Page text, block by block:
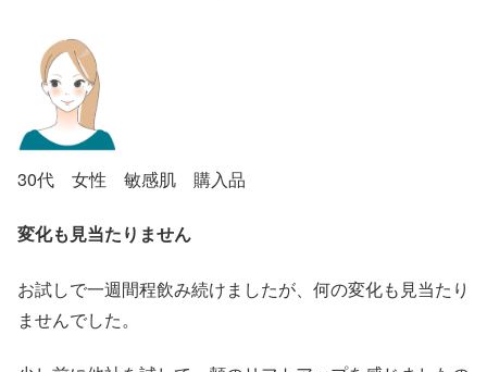
30代 女性 敏感肌 購入品
変化も見当たりません
お試しで一週間程飲み続けましたが、何の変化も見当たり
ませんでした。